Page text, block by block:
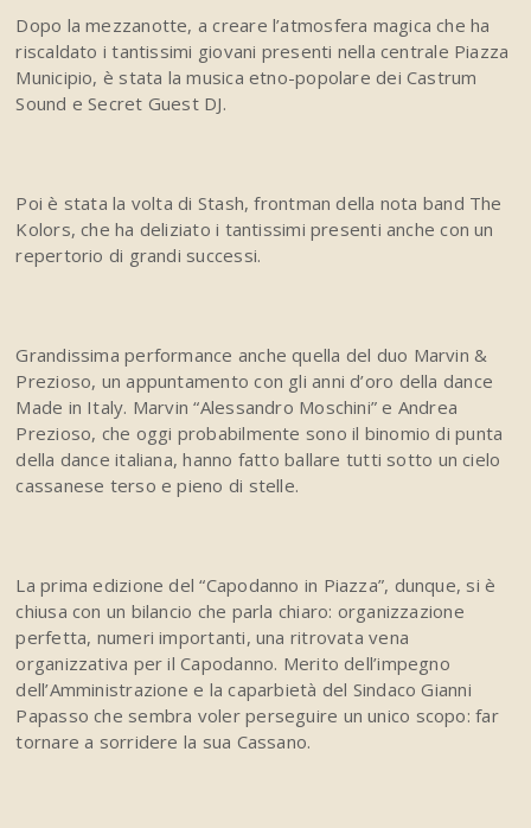
Dopo la mezzanotte, a creare l’atmosfera magica che ha
riscaldato i tantissimi giovani presenti nella centrale Piazza
Municipio, è stata la musica etno-popolare dei Castrum
Sound e Secret Guest DJ.
Poi è stata la volta di Stash, frontman della nota band The
Kolors, che ha deliziato i tantissimi presenti anche con un
repertorio di grandi successi.
Grandissima performance anche quella del duo Marvin &
Prezioso, un appuntamento con gli anni d’oro della dance
Made in Italy. Marvin “Alessandro Moschini” e Andrea
Prezioso, che oggi probabilmente sono il binomio di punta
della dance italiana, hanno fatto ballare tutti sotto un cielo
cassanese terso e pieno di stelle.
La prima edizione del “Capodanno in Piazza”, dunque, si è
chiusa con un bilancio che parla chiaro: organizzazione
perfetta, numeri importanti, una ritrovata vena
organizzativa per il Capodanno. Merito dell’impegno
dell’Amministrazione e la caparbietà del Sindaco Gianni
Papasso che sembra voler perseguire un unico scopo: far
tornare a sorridere la sua Cassano.